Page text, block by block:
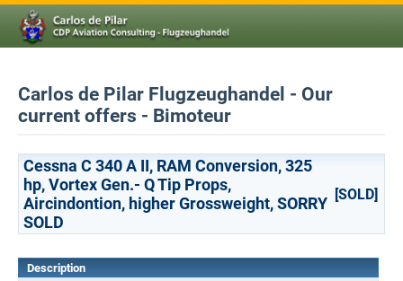
Carlos de Pilar Flugzeughandel - Our
current offers - Bimoteur
Cessna C 340 A II, RAM Conversion, 325
hp, Vortex Gen.- Q Tip Props,
Aircindontion, higher Grossweight, SORRY
SOLD
[SOLD]
Description